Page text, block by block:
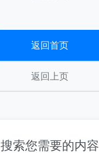
返回首页
返回上页
搜索您需要的内容